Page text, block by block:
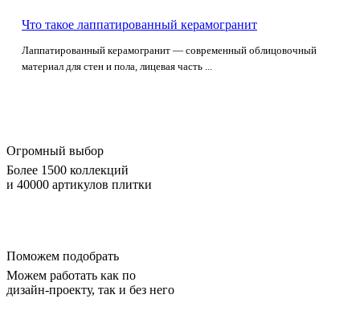
Что такое лаппатированный керамогранит
Лаппатированный керамогранит — современный облицовочный
материал для стен и пола, лицевая часть ...
Огромный выбор
Более 1500 коллекций
и 40000 артикулов плитки
Поможем подобрать
Можем работать как по
дизайн-проекту, так и без него